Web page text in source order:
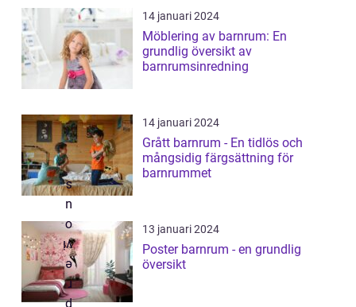
14 januari 2024
Möblering av barnrum: En
grundlig översikt av
barnrumsinredning
14 januari 2024
Grått barnrum - En tidlös och
mångsidig färgsättning för
barnrummet
13 januari 2024
Poster barnrum - en grundlig
översikt